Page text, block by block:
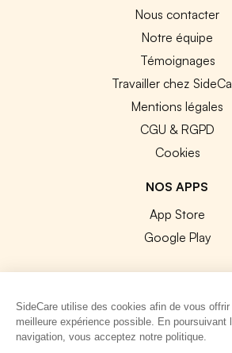
Nous contacter
Notre équipe
Témoignages
Travailler chez
Mentions légales
CGU & RGPD
Cookies
NOS APPS
App Store
Google Play
© 2026 SideCare. Tous
SideCare utilise des cookies afin de vous offrir
meilleure expérience possible. En poursuivant
navigation, vous acceptez notre politique.